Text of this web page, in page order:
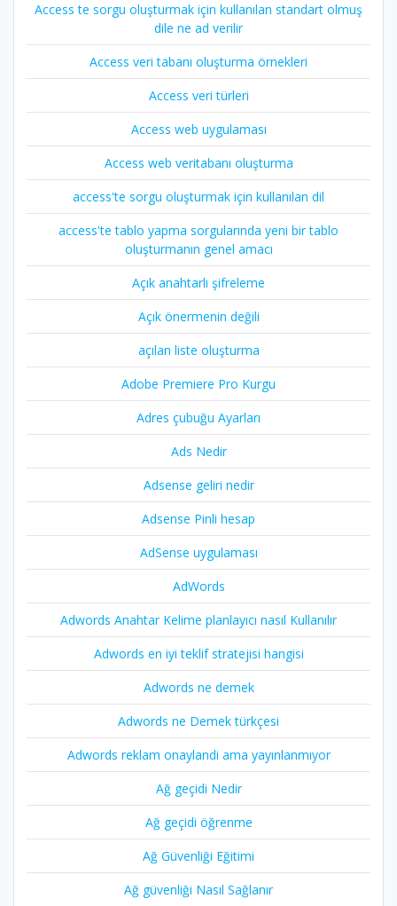
Access te sorgu oluşturmak için kullanılan standart olmuş
dile ne ad verilir
Access veri tabanı oluşturma örnekleri
Access veri türleri
Access web uygulaması
Access web veritabanı oluşturma
access'te sorgu oluşturmak için kullanılan dil
access'te tablo yapma sorgularında yeni bir tablo
oluşturmanın genel amacı
Açık anahtarlı şifreleme
Açık önermenin değili
açılan liste oluşturma
Adobe Premiere Pro Kurgu
Adres çubuğu Ayarları
Ads Nedir
Adsense geliri nedir
Adsense Pinli hesap
AdSense uygulaması
AdWords
Adwords Anahtar Kelime planlayıcı nasıl Kullanılır
Adwords en iyi teklif stratejisi hangisi
Adwords ne demek
Adwords ne Demek türkçesi
Adwords reklam onaylandi ama yayınlanmıyor
Ağ geçidi Nedir
Ağ geçidi öğrenme
Ağ Güvenliği Eğitimi
Ağ güvenliği Nasıl Sağlanır